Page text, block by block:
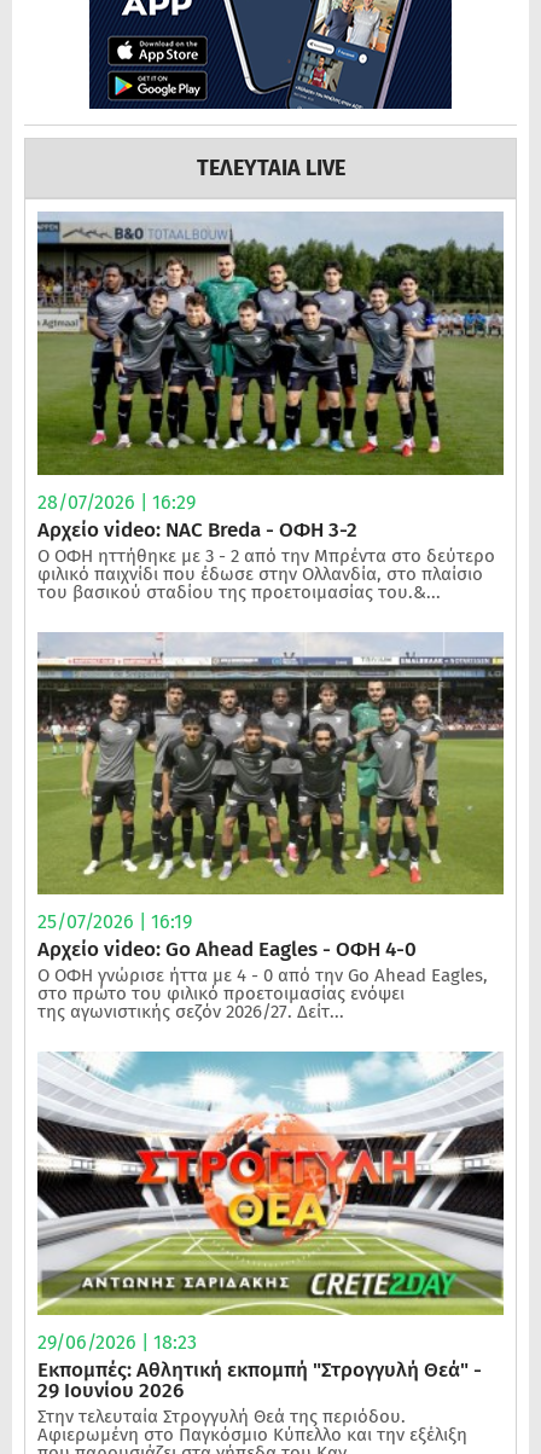
ΤΕΛΕΥΤΑΙΑ LIVE
28/07/2026 | 16:29
Αρχείο video: NAC Breda - ΟΦΗ 3-2
Ο ΟΦΗ ηττήθηκε με 3 - 2 από την Μπρέντα στο δεύτερο
φιλικό παιχνίδι που έδωσε στην Ολλανδία, στο πλαίσιο
του βασικού σταδίου της προετοιμασίας του.&...
25/07/2026 | 16:19
Αρχείο video: Go Ahead Eagles - ΟΦΗ 4-0
Ο ΟΦΗ γνώρισε ήττα με 4 - 0 από την Go Ahead Eagles,
στο πρώτο του φιλικό προετοιμασίας ενόψει
της αγωνιστικής σεζόν 2026/27. Δείτ...
29/06/2026 | 18:23
Εκπομπές: Αθλητική εκπομπή "Στρογγυλή Θεά" -
29 Ιουνίου 2026
Στην τελευταία Στρογγυλή Θεά της περιόδου.
Αφιερωμένη στο Παγκόσμιο Κύπελλο και την εξέλιξη